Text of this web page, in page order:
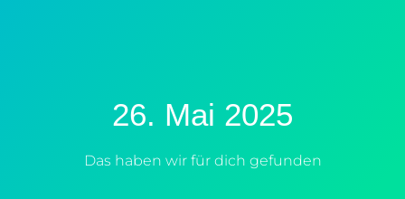
26. Mai 2025
Das haben wir für dich gefunden